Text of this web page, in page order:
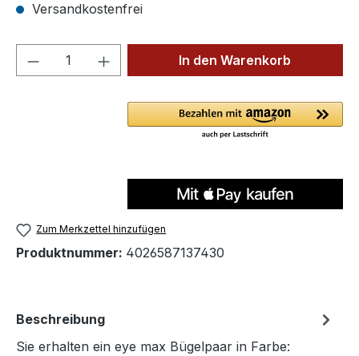
Versandkostenfrei
Produkt Anzahl: Gib denIn den Warenkorb
Zum Merkzettel hinzufügen
Produktnummer: 4026587137430
Beschreibung
Sie erhalten ein eye max Bügelpaar in Farbe: